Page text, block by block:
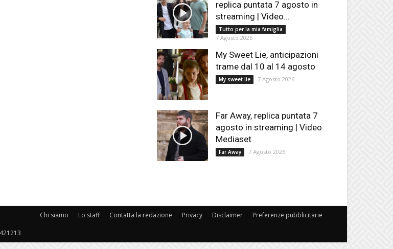
replica puntata 7 agosto in
streaming | Video...
Tutto per la mia famiglia
7 Agosto 2026
My Sweet Lie, anticipazioni
trame dal 10 al 14 agosto
My sweet lie 7 Agosto 2026
Far Away, replica puntata 7
agosto in streaming | Video
Mediaset
Far Away 7 Agosto 2026
Chi siamo Lo staff Contatta la redazione Privacy Disclaimer Preferenze pubblicitarie